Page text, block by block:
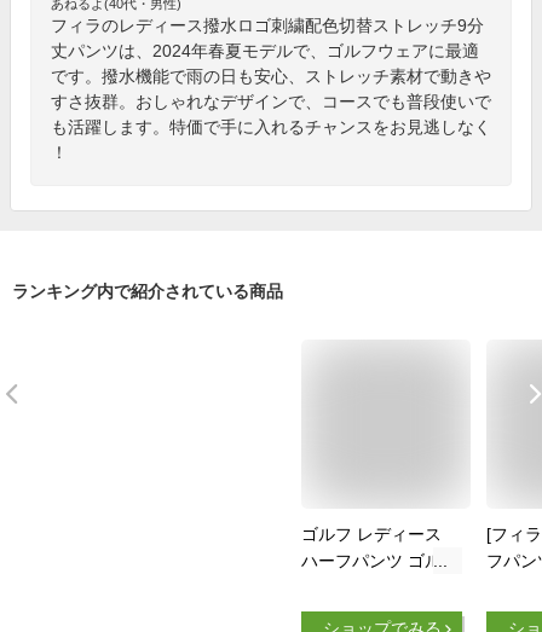
あねるよ(40代・男性)
フィラのレディース撥水ロゴ刺繍配色切替ストレッチ9分
丈パンツは、2024年春夏モデルで、ゴルフウェアに最適
です。撥水機能で雨の日も安心、ストレッチ素材で動きや
すさ抜群。おしゃれなデザインで、コースでも普段使いで
も活躍します。特価で手に入れるチャンスをお見逃しなく
！
ランキング内で紹介されている商品
ゴルフ レディース
ハーフパンツ ゴルフ
春 夏 白 大きいサイ
[フィ
フパン
ス BE